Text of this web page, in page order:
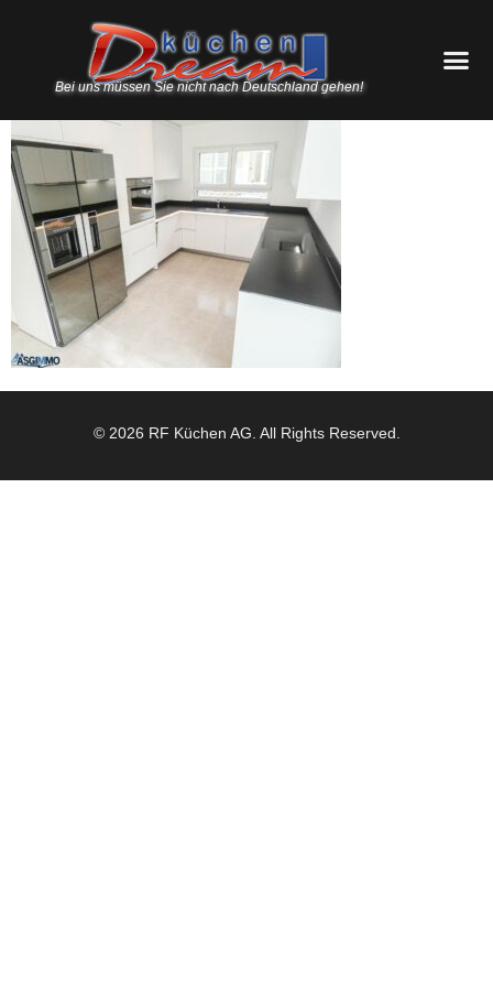
Bei uns müssen Sie nicht nach Deutschland gehen!
© 2026 RF Küchen AG. All Rights Reserved.